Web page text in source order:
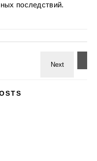
последствий.